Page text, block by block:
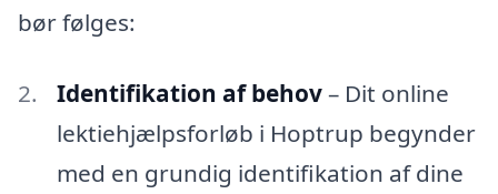
bør følges:
Identifikation af behov– Dit online
lektiehjælpsforløb i Hoptrup begynder
med en grundig identifikation af dine